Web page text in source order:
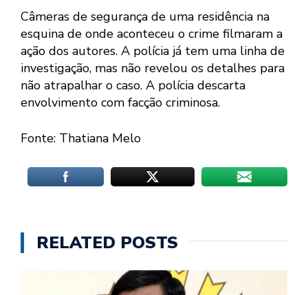
Câmeras de segurança de uma residência na
esquina de onde aconteceu o crime filmaram a
ação dos autores. A polícia já tem uma linha de
investigação, mas não revelou os detalhes para
não atrapalhar o caso. A polícia descarta
envolvimento com facção criminosa.
Fonte: Thatiana Melo
RELATED POSTS